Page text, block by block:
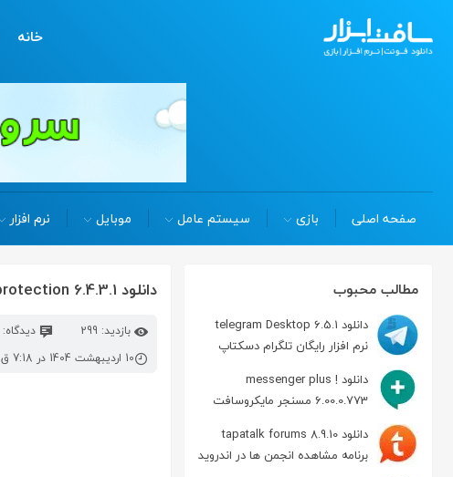
خانه
صفحه اصلی بازی سیستم عامل موبایل نرم افزار
مطالب محبوب
دانلود telegram Desktop 6.5.1
نرم افزار رایگان تلگرام دسکتاپ
دانلود messenger plus !
6.00.0.773 مسنجر مایکروسافت
دانلود tapatalk forums 8.9.10
برنامه مشاهده انجمن ها در اندروید
دانلود rds knight protection 6.4.3.1 ایمنی در اتصالات ریموت دسکتاپ
بازدید: 299 دیدگاه: 0
10 اردیبهشت 1404 در 7:18 ق.ظ